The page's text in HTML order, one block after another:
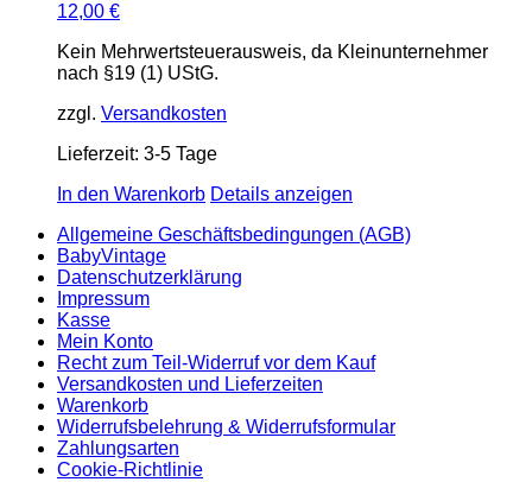
12,00 €
Kein Mehrwertsteuerausweis, da Kleinunternehmer
nach §19 (1) UStG.
zzgl. Versandkosten
Lieferzeit: 3-5 Tage
In den Warenkorb Details anzeigen
Allgemeine Geschäftsbedingungen (AGB)
BabyVintage
Datenschutzerklärung
Impressum
Kasse
Mein Konto
Recht zum Teil-Widerruf vor dem Kauf
Versandkosten und Lieferzeiten
Warenkorb
Widerrufsbelehrung & Widerrufsformular
Zahlungsarten
Cookie-Richtlinie